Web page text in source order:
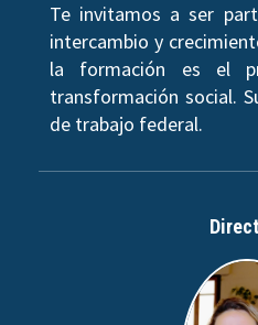
Te invitamos a ser
intercambio y
la formación es el
transformación social.
de trabajo federal.